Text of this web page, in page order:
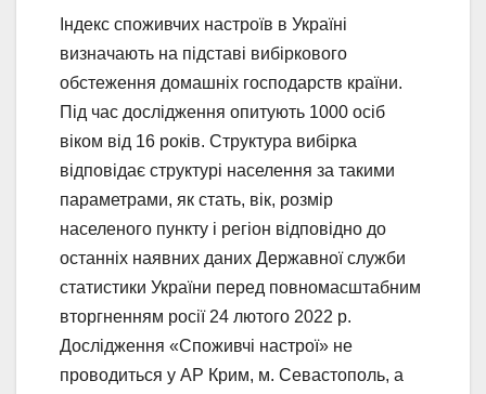
Індекс споживчих настроїв в Україні
визначають на підставі вибіркового
обстеження домашніх господарств країни.
Під час дослідження опитують 1000 осіб
віком від 16 років. Структура вибірка
відповідає структурі населення за такими
параметрами, як стать, вік, розмір
населеного пункту і регіон відповідно до
останніх наявних даних Державної служби
статистики України перед повномасштабним
вторгненням росії 24 лютого 2022 р.
Дослідження «Споживчі настрої» не
проводиться у АР Крим, м. Севастополь, а